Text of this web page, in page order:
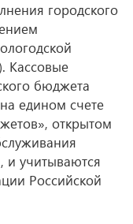
городского
Кассовые
бюджета
едином счете
открытом
и учитываются
Российской